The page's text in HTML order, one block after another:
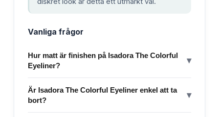
Vanliga frågor
Hur matt är finishen på Isadora The Colorful
Eyeliner?
▾
Är Isadora The Colorful Eyeliner enkel att ta
bort?
▾